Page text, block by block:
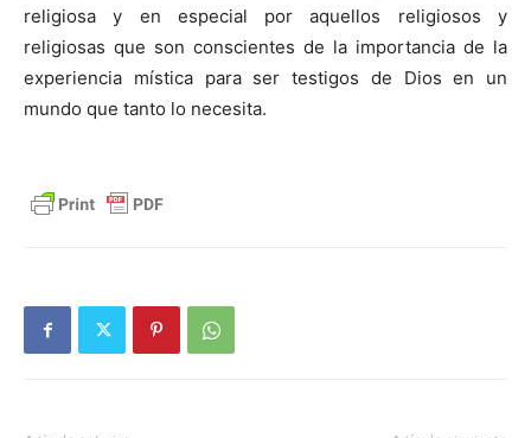
religiosa y en especial por aquellos religiosos y
religiosas que son conscientes de la importancia de la
experiencia mística para ser testigos de Dios en un
mundo que tanto lo necesita.